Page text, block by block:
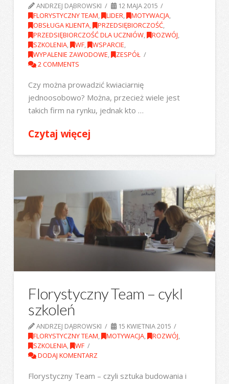
ANDRZEJ DĄBROWSKI
12 MAJA 2015
FLORYSTYCZNY TEAM, LIDER, MOTYWACJA,
OBSŁUGA KLIENTA, PRZEDSIĘBIORCZOŚĆ,
PRZEDSIĘBIORCZOŚĆ DLA UCZNIÓW, ROZWÓJ,
SZKOLENIA, WF, WSPARCIE,
WYPALENIE ZAWODOWE, ZESPÓŁ
2 COMMENTS
Czy można prowadzić kwiaciarnię
jednoosobowo? Można, przecież wiele jest
takich firm na rynku, jednak kto …
Czytaj więcej
Florystyczny Team – cykl
szkoleń
ANDRZEJ DĄBROWSKI
15 KWIETNIA 2015
FLORYSTYCZNY TEAM, MOTYWACJA, ROZWÓJ,
SZKOLENIA, WF
DODAJ KOMENTARZ
Florystyczny Team – czyli sztuka budowania i